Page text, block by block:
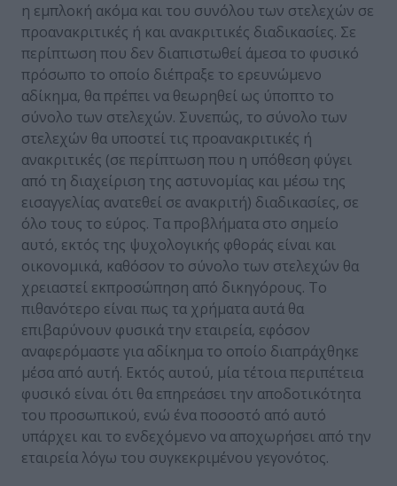
η εμπλοκή ακόμα και του συνόλου των στελεχών σε
προανακριτικές ή και ανακριτικές διαδικασίες. Σε
περίπτωση που δεν διαπιστωθεί άμεσα το φυσικό
πρόσωπο το οποίο διέπραξε το ερευνώμενο
αδίκημα, θα πρέπει να θεωρηθεί ως ύποπτο το
σύνολο των στελεχών. Συνεπώς, το σύνολο των
στελεχών θα υποστεί τις προανακριτικές ή
ανακριτικές (σε περίπτωση που η υπόθεση φύγει
από τη διαχείριση της αστυνομίας και μέσω της
εισαγγελίας ανατεθεί σε ανακριτή) διαδικασίες, σε
όλο τους το εύρος. Τα προβλήματα στο σημείο
αυτό, εκτός της ψυχολογικής φθοράς είναι και
οικονομικά, καθόσον το σύνολο των στελεχών θα
χρειαστεί εκπροσώπηση από δικηγόρους. Το
πιθανότερο είναι πως τα χρήματα αυτά θα
επιβαρύνουν φυσικά την εταιρεία, εφόσον
αναφερόμαστε για αδίκημα το οποίο διαπράχθηκε
μέσα από αυτή. Εκτός αυτού, μία τέτοια περιπέτεια
φυσικό είναι ότι θα επηρεάσει την αποδοτικότητα
του προσωπικού, ενώ ένα ποσοστό από αυτό
υπάρχει και το ενδεχόμενο να αποχωρήσει από την
εταιρεία λόγω του συγκεκριμένου γεγονότος.